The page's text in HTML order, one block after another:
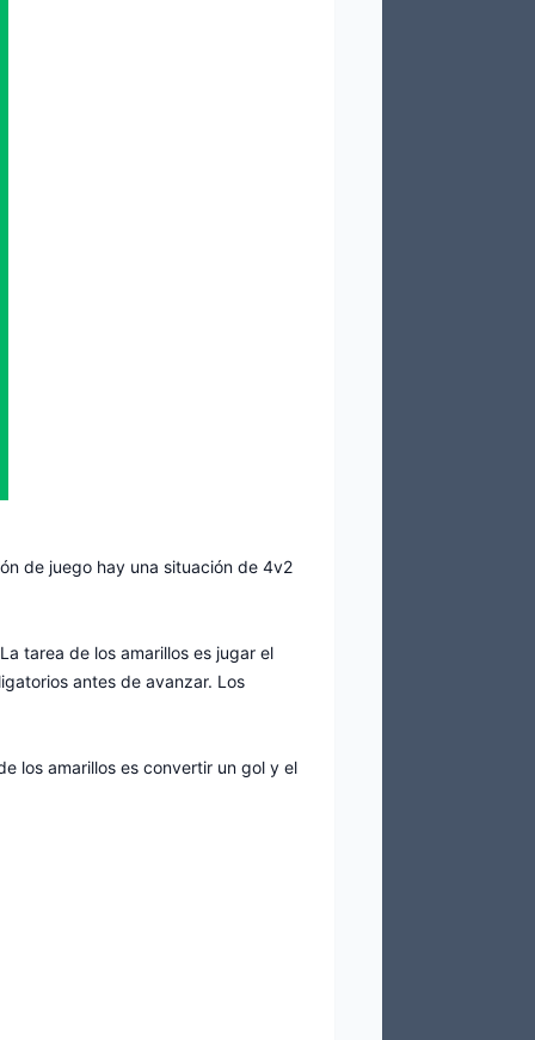
de juego hay una situación de 4v2
tarea de los amarillos es jugar el
antes de avanzar. Los
los amarillos es convertir un gol y el